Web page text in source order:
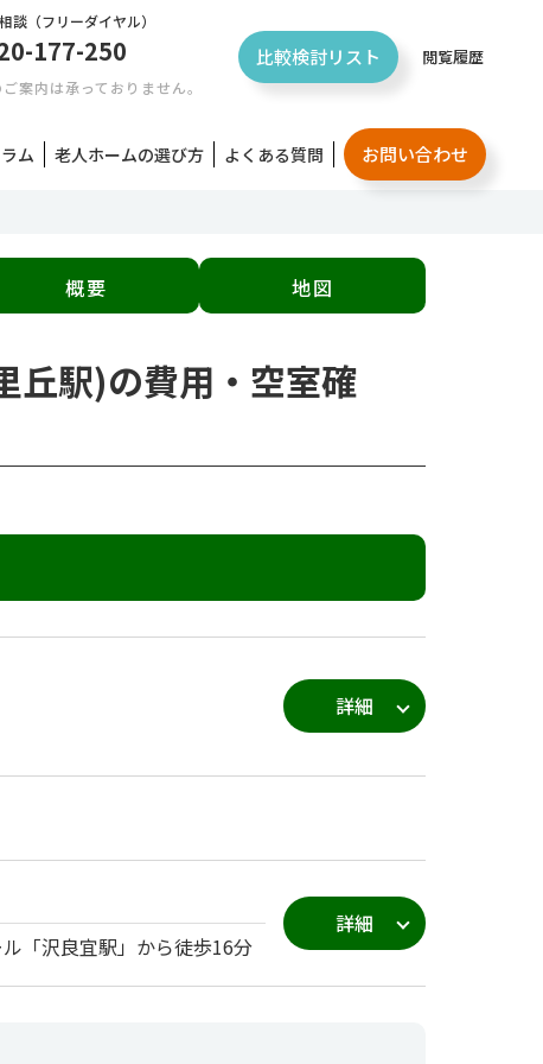
談 （フリーダイヤル）
177-250
案内は承っておりません。
比較検討リスト 閲覧履歴
ム 老人ホームの選び方 よくある質問 お問い合わせ
概要 地図
丘駅)の費用・空室確
詳細
「沢良宜駅」から徒歩16分
詳細